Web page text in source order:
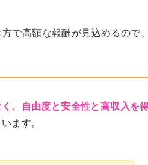
で高額な報酬が見込めるので
、自由度と安全性と高収入を
ます。